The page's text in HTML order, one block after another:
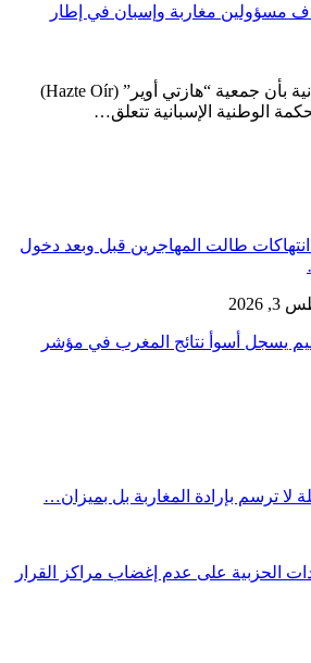
مسؤولين مغاربة وإسبان في إطار
أفادت وسائل إعلام إسبانية بأن جمعية “هازتي أوير” (Hazte Oír)
الوطنية الإسبانية تتعلق…
طالت المهاجرين قبل وبعد دخول
2026
التعليم يسجل أسوأ نتائج المغرب في مؤشر
لا ترسم بإرادة المغاربة بل بميزان…
الحزبية على عدم إغضاب مراكز القرار